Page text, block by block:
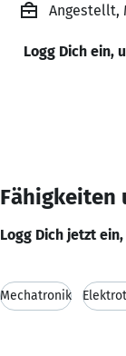
Angestellt,
Logg Dich ein,
Fähigkeiten
Logg Dich jetzt
Mechatronik